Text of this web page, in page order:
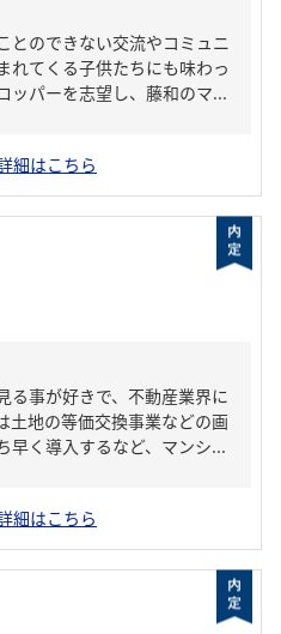
とのできない交流やコミュニ
れてくる子供たちにも味わっ
ッパーを志望し、藤和のマ...
細はこちら
る事が好きで、不動産業界に
土地の等価交換事業などの画
早く導入するなど、マンシ...
細はこちら